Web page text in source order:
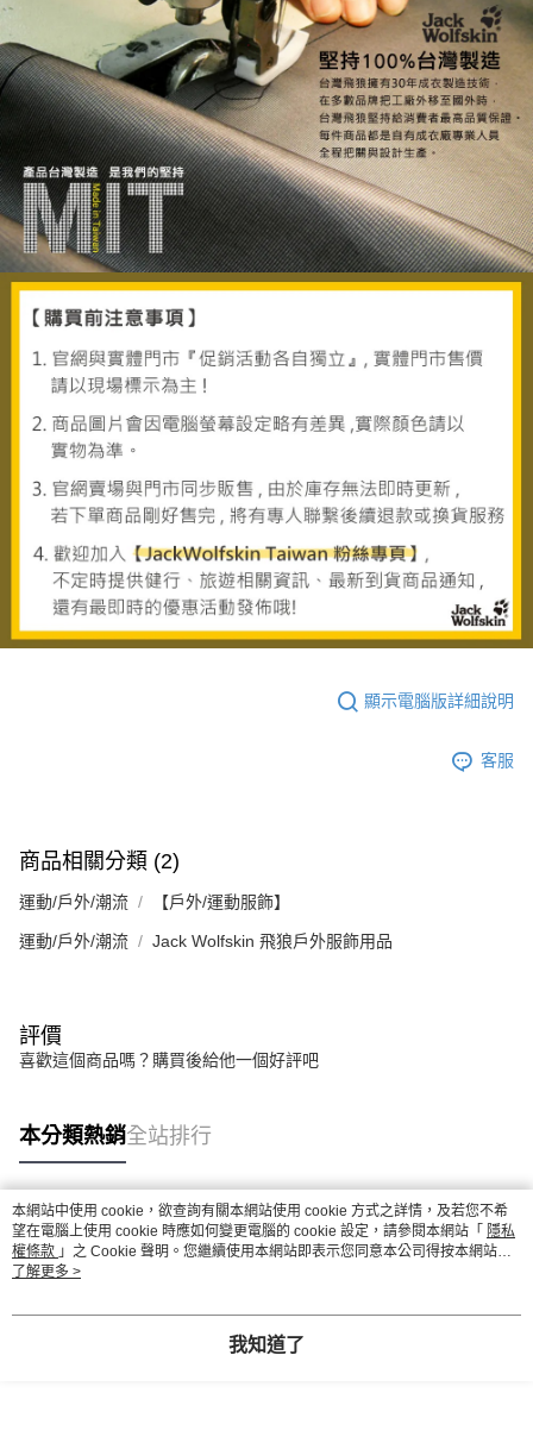
顯示電腦版詳細說明
客服
商品相關分類 (2)
運動/戶外/潮流 【戶外/運動服飾】
運動/戶外/潮流 Jack Wolfskin 飛狼戶外服飾用品
評價
喜歡這個商品嗎？購買後給他一個好評吧
本分類熱銷全站排行
熱門標籤
本網站中使用 cookie，欲查詢有關本網站使用 cookie 方式之詳情，及若您不希
望在電腦上使用 cookie 時應如何變更電腦的 cookie 設定，請參閱本網站「 隱私
權條款 」之 Cookie 聲明。您繼續使用本網站即表示您同意本公司得按本網站使
用條款之 Cookie 聲明使用 cookie。
了解更多 >
我知道了